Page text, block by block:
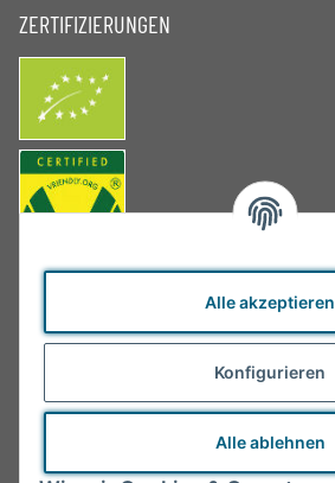
Alle akzeptieren
Konfigurieren
Alle ablehnen
ZERTIFIZIERUNGEN